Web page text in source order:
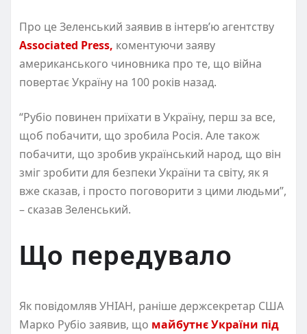
Про це Зеленський заявив в інтерв’ю агентству
Associated Press, коментуючи заяву
американського чиновника про те, що війна
повертає Україну на 100 років назад.
“Рубіо повинен приїхати в Україну, перш за все,
щоб побачити, що зробила Росія. Але також
побачити, що зробив український народ, що він
зміг зробити для безпеки України та світу, як я
вже сказав, і просто поговорити з цими людьми”,
– сказав Зеленський.
Що передувало
Як повідомляв УНІАН, раніше держсекретар США
Марко Рубіо заявив, що майбутнє України під